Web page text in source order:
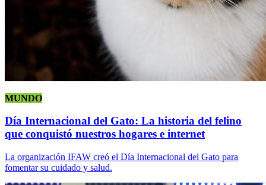
MUNDO
Día Internacional del Gato: La historia del felino
que conquistó nuestros hogares e internet
La organización IFAW creó el Día Internacional del Gato para
fomentar su cuidado y salud.